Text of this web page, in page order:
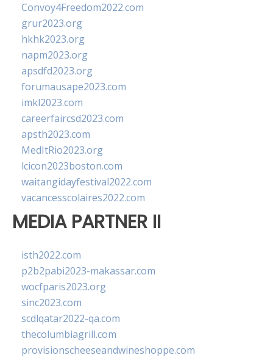
Convoy4Freedom2022.com
grur2023.org
hkhk2023.org
napm2023.org
apsdfd2023.org
forumausape2023.com
imkl2023.com
careerfaircsd2023.com
apsth2023.com
MedItRio2023.org
lcicon2023boston.com
waitangidayfestival2022.com
vacancesscolaires2022.com
MEDIA PARTNER II
isth2022.com
p2b2pabi2023-makassar.com
wocfparis2023.org
sinc2023.com
scdlqatar2022-qa.com
thecolumbiagrill.com
provisionscheeseandwineshoppe.com